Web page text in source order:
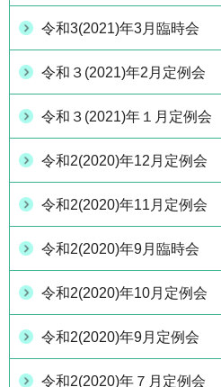
令和3(2021)年3月臨時会
令和３(2021)年2月定例会
令和３(2021)年１月定例会
令和2(2020)年12月定例会
令和2(2020)年11月定例会
令和2(2020)年9月臨時会
令和2(2020)年10月定例会
令和2(2020)年9月定例会
令和2(2020)年７月定例会